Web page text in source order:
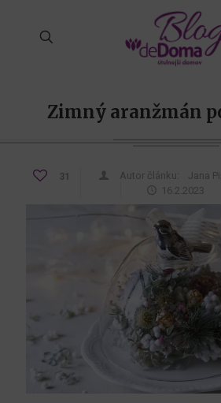
Zimný aranžmán
31 Autor článku:
Jana
16.2.2023